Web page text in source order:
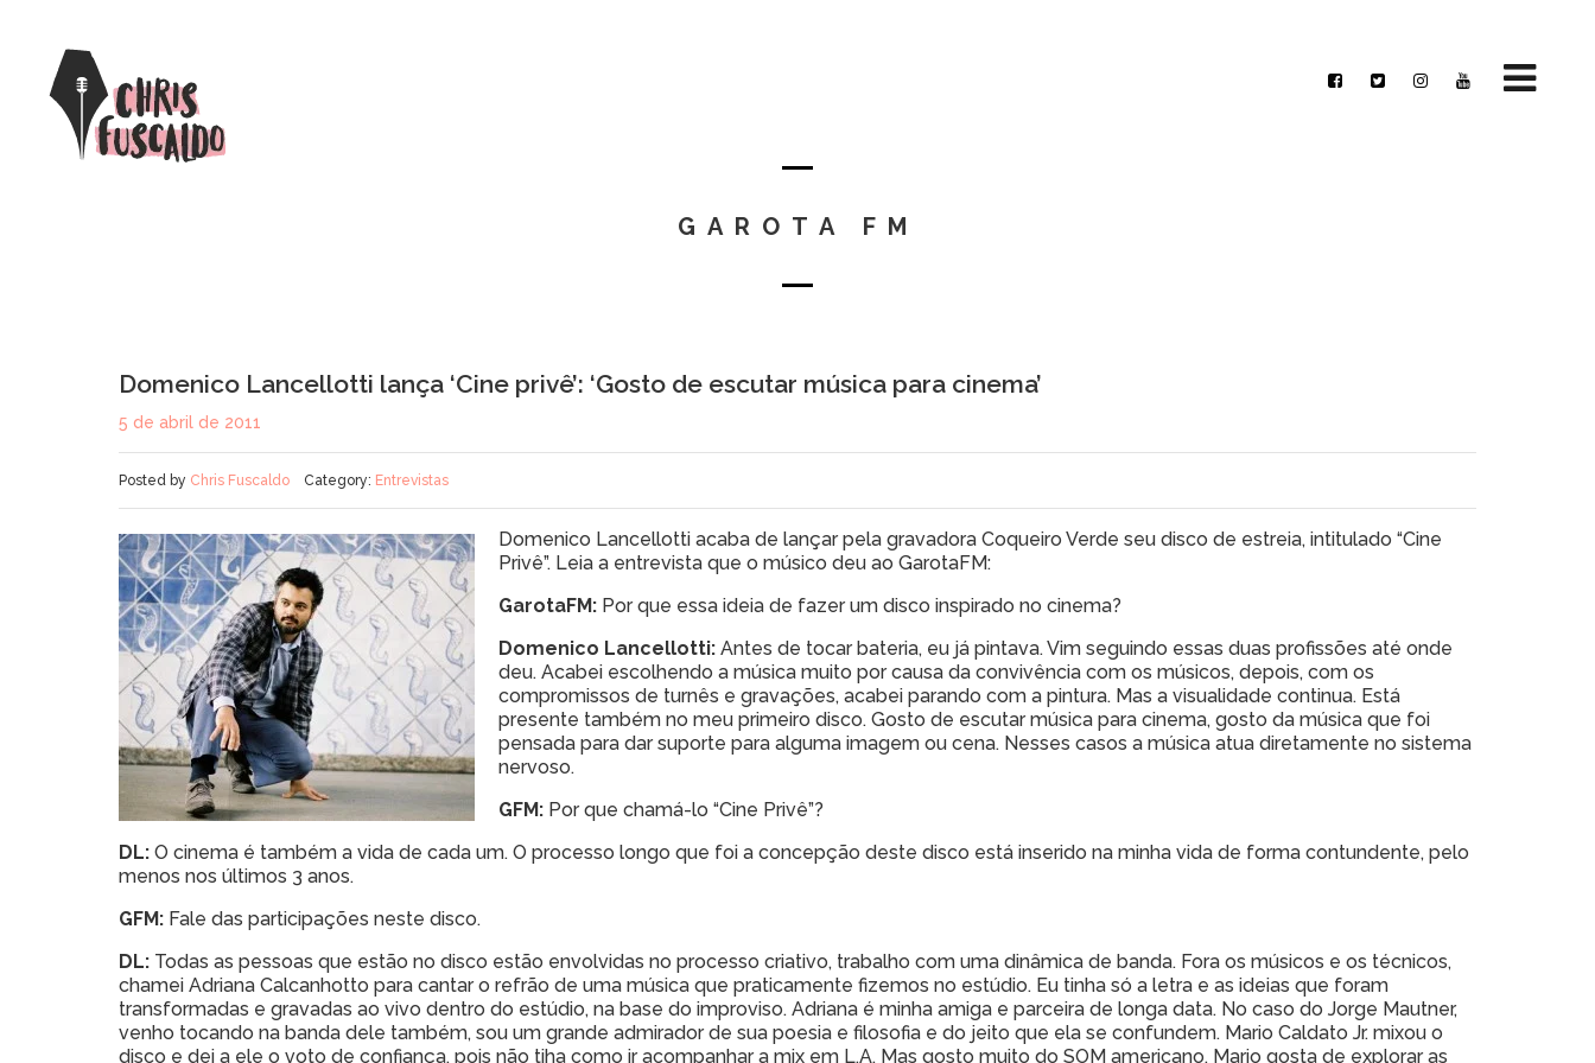
GAROTA FM
Domenico Lancellotti lança ‘Cine privê’: ‘Gosto de escutar música para cinema’
5 de abril de 2011
Posted by Chris Fuscaldo Category: Entrevistas
Domenico Lancellotti acaba de lançar pela gravadora Coqueiro Verde seu disco de estreia, intitulado “Cine
Privê”. Leia a entrevista que o músico deu ao GarotaFM:
GarotaFM: Por que essa ideia de fazer um disco inspirado no cinema?
Domenico Lancellotti: Antes de tocar bateria, eu já pintava. Vim seguindo essas duas profissões até onde
deu. Acabei escolhendo a música muito por causa da convivência com os músicos, depois, com os
compromissos de turnês e gravações, acabei parando com a pintura. Mas a visualidade continua. Está
presente também no meu primeiro disco. Gosto de escutar música para cinema, gosto da música que foi
pensada para dar suporte para alguma imagem ou cena. Nesses casos a música atua diretamente no sistema
nervoso.
GFM: Por que chamá-lo “Cine Privê”?
DL: O cinema é também a vida de cada um. O processo longo que foi a concepção deste disco está inserido na minha vida de forma contundente, pelo
menos nos últimos 3 anos.
GFM: Fale das participações neste disco.
DL: Todas as pessoas que estão no disco estão envolvidas no processo criativo, trabalho com uma dinâmica de banda. Fora os músicos e os técnicos,
chamei Adriana Calcanhotto para cantar o refrão de uma música que praticamente fizemos no estúdio. Eu tinha só a letra e as ideias que foram
transformadas e gravadas ao vivo dentro do estúdio, na base do improviso. Adriana é minha amiga e parceira de longa data. No caso do Jorge Mautner,
venho tocando na banda dele também, sou um grande admirador de sua poesia e filosofia e do jeito que ela se confundem. Mario Caldato Jr. mixou o
disco e dei a ele o voto de confiança, pois não tiha como ir acompanhar a mix em L.A. Mas gosto muito do SOM americano, Mario gosta de explorar as